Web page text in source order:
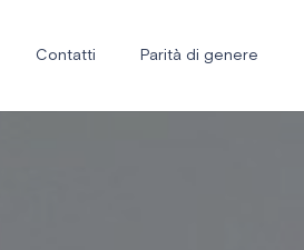
Contatti Parità di genere